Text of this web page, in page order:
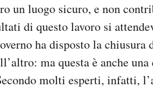
un luogo sicuro, e non
di questo lavoro si
ha disposto la chiusura
ma questa è anche
molti esperti, infatti,